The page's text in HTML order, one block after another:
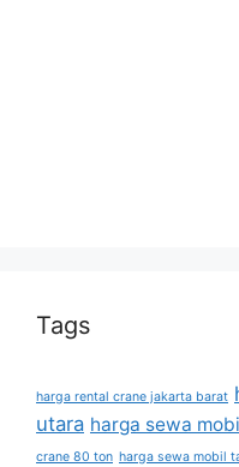
Tags
harga rental crane jakarta barat
utara harga sewa
crane 80 ton harga sewa mobil